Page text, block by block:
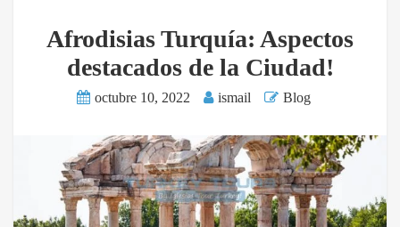
Afrodisias Turquía: Aspectos
destacados de la Ciudad!
octubre 10, 2022 ismail Blog